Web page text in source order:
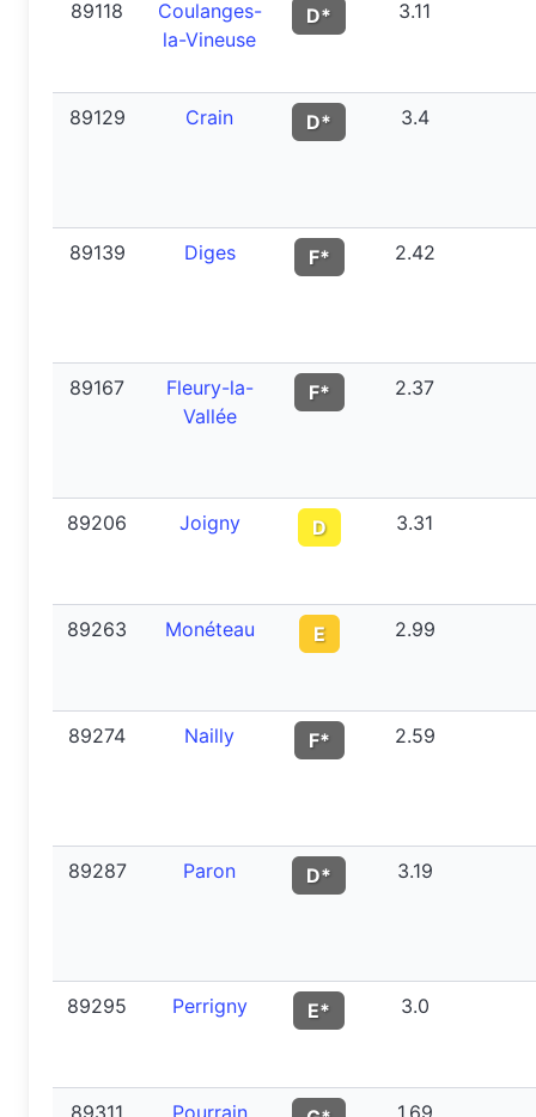
89118
Coulanges-
la-Vineuse
D* 3.11
89129 Crain D* 3.4
89139 Diges F* 2.42
89167
Fleury-la-
Vallée
F* 2.37
89206 Joigny D 3.31
89263 Monéteau E 2.99
89274 Nailly F* 2.59
89287 Paron D* 3.19
89295 Perrigny E* 3.0